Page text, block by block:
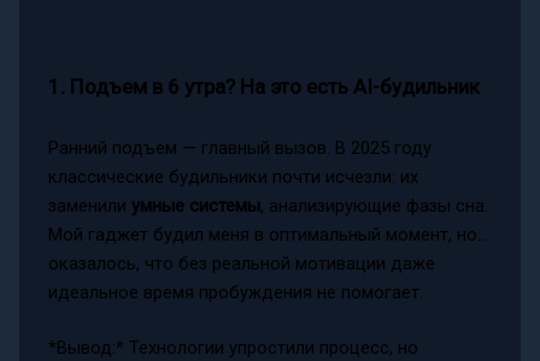
1. Подъем в 6 утра? На это есть AI-будильник
Ранний подъем — главный вызов. В 2025 году
классические будильники почти исчезли: их
заменили умные системы, анализирующие фазы сна.
Мой гаджет будил меня в оптимальный момент, но…
оказалось, что без реальной мотивации даже
идеальное время пробуждения не помогает.
*Вывод:* Технологии упростили процесс, но